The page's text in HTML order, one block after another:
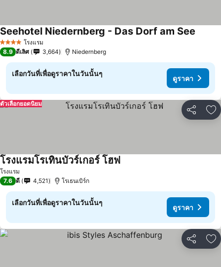
4 ดาว โรงแรม
Seehotel Niedernberg - Das Dorf am See
8.9 ดีเลิศ 3,664 Niedernberg
เลือกวันที่เพื่อดูราคาในวันนั้นๆ
ดูราคา
แชร์ เ
ตัวเลือกยอดนิยม
โรงแรม
โรงแรมโรเทินบัวร์เกอร์ โฮฟ
7.6 ดี 4,521 โรเธนเบิร์ก
เลือกวันที่เพื่อดูราคาในวันนั้นๆ
ดูราคา
แชร์ เ